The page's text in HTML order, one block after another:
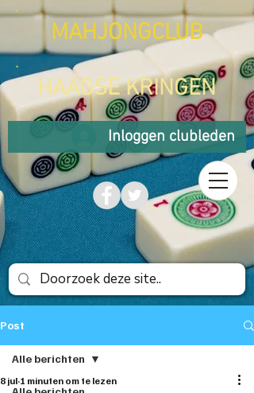
MAHJONGCLUB
HAAGSE KRINGEN
Inloggen clubleden
Post
Alle berichten
8 jul 1 minuten om te lezen